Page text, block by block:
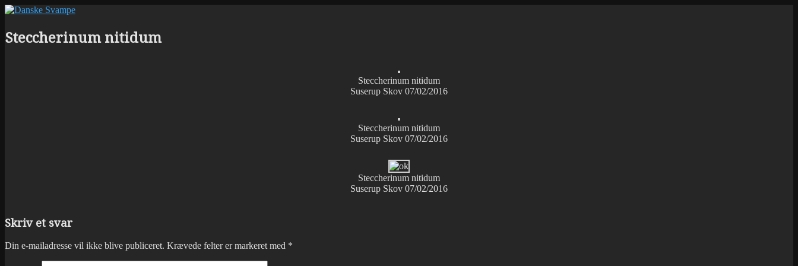
Steccherinum nitidum
Steccherinum nitidum
Suserup Skov 07/02/2016
Steccherinum nitidum
Suserup Skov 07/02/2016
Steccherinum nitidum
Suserup Skov 07/02/2016
Skriv et svar
Din e-mailadresse vil ikke blive publiceret. Krævede felter er markeret med *